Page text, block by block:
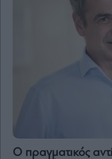
Ο πραγματικός